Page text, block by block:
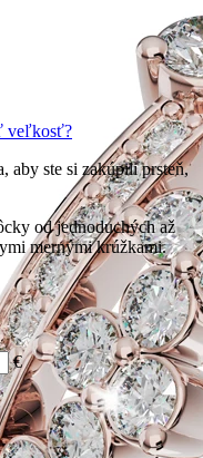
veľkosť?
aby ste si zakúpili prsteň,
od jednoduchých až
mernými krúžkami.
€
Písané €